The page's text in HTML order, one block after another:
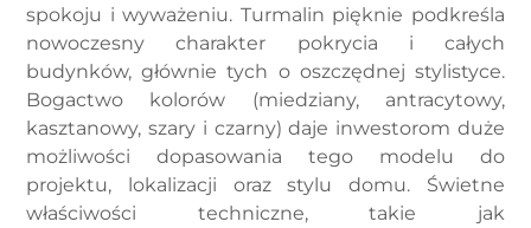
spokoju i wyważeniu. Turmalin pięknie podkreśla
nowoczesny charakter pokrycia i całych
budynków, głównie tych o oszczędnej stylistyce.
Bogactwo kolorów (miedziany, antracytowy,
kasztanowy, szary i czarny) daje inwestorom duże
możliwości dopasowania tego modelu do
projektu, lokalizacji oraz stylu domu. Świetne
właściwości techniczne, takie jak